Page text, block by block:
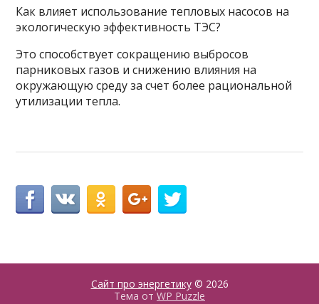
Как влияет использование тепловых насосов на
экологическую эффективность ТЭС?
Это способствует сокращению выбросов
парниковых газов и снижению влияния на
окружающую среду за счет более рациональной
утилизации тепла.
Сайт про энергетику© 2026
Тема от WP Puzzle